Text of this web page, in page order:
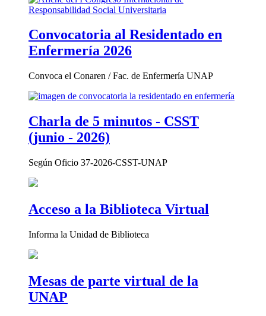
Convocatoria al Residentado en
Enfermería 2026
Convoca el Conaren / Fac. de Enfermería UNAP
Charla de 5 minutos - CSST
(junio - 2026)
Según Oficio 37-2026-CSST-UNAP
Acceso a la Biblioteca Virtual
Informa la Unidad de Biblioteca
Mesas de parte virtual de la
UNAP